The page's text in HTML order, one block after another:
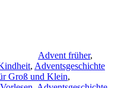
Advent früher,
, Adventsgeschichte
Groß und Klein,